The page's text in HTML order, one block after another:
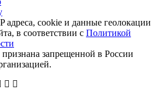
адреса, cookie и данные геолокации
в соответствии с Политикой
запрещенной в России